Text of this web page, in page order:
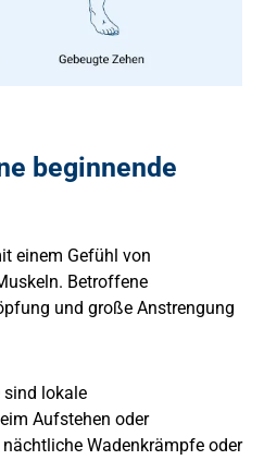
beginnende
einem Gefühl von
Betroffene
und große Anstrengung
sind lokale
Aufstehen oder
Wadenkrämpfe oder